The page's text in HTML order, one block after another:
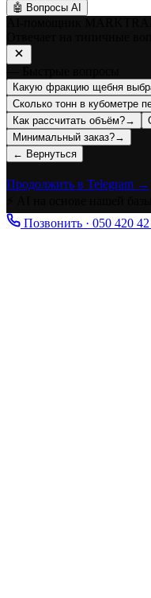
🤖 Вопросы AI
Какую фракцию щебня
Сколько тонн в кубометре
Как рассчитать объём?→
Минимальный заказ?→
← Вернуться
Продолжить в Telegram →
Позвонить · 050 420